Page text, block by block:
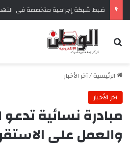
ضبط شبكة إجرامية متخصصة في النهب
بحث عن
الرئيسية/آخر الأخبار
آخر الأخبار
مبادرة نسائية
والعمل على